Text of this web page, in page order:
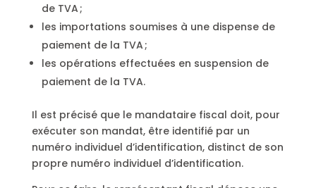
de TVA ;
les importations soumises à une dispense de
paiement de la TVA ;
les opérations effectuées en suspension de
paiement de la TVA.
Il est précisé que le mandataire fiscal doit, pour
exécuter son mandat, être identifié par un
numéro individuel d’identification, distinct de son
propre numéro individuel d’identification.